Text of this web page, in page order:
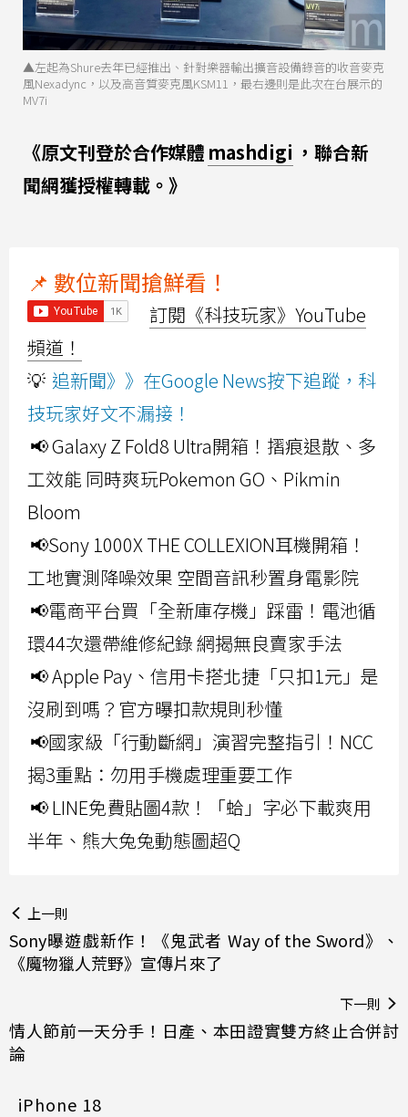
▲左起為Shure去年已經推出、針對樂器輸出擴音設備錄音的收音麥克
風Nexadync，以及高音質麥克風KSM11，最右邊則是此次在台展示的
MV7i
《原文刊登於合作媒體 mashdigi ，聯合新
聞網獲授權轉載。》
📌 數位新聞搶鮮看！
訂閱《科技玩家》YouTube
頻道！
💡 追新聞》》在Google News按下追蹤，科
技玩家好文不漏接！
📢 Galaxy Z Fold8 Ultra開箱！摺痕退散、多
工效能 同時爽玩Pokemon GO、Pikmin
Bloom
📢Sony 1000X THE COLLEXION耳機開箱！
工地實測降噪效果 空間音訊秒置身電影院
📢電商平台買「全新庫存機」踩雷！電池循
環44次還帶維修紀錄 網揭無良賣家手法
📢 Apple Pay、信用卡搭北捷「只扣1元」是
沒刷到嗎？官方曝扣款規則秒懂
📢國家級「行動斷網」演習完整指引！NCC
揭3重點：勿用手機處理重要工作
📢 LINE免費貼圖4款！「蛤」字必下載爽用
半年、熊大兔兔動態圖超Q
上一則
Sony曝遊戲新作！《鬼武者 Way of the Sword》、
《魔物獵人荒野》宣傳片來了
下一則
情人節前一天分手！日產、本田證實雙方終止合併討
論
iPhone 18